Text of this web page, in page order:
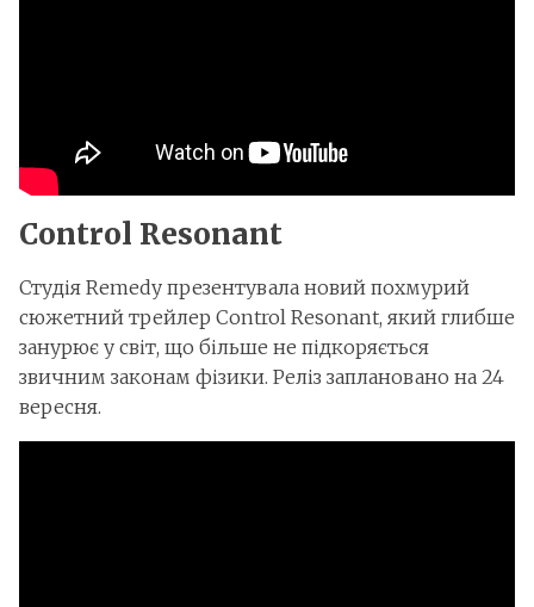
Control Resonant
Студія Remedy презентувала новий похмурий
сюжетний трейлер Control Resonant, який глибше
занурює у світ, що більше не підкоряється
звичним законам фізики. Реліз заплановано на 24
вересня.